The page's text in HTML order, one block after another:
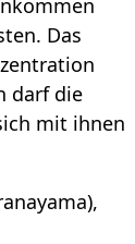
Das
darf die
mit ihnen